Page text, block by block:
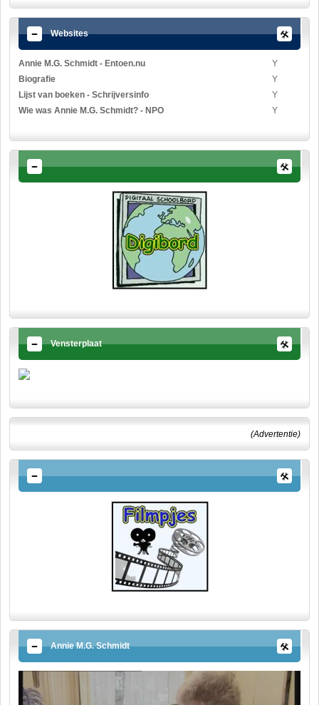
Websites
Annie M.G. Schmidt - Entoen.nu
Y
Biografie
Y
Lijst van boeken - Schrijversinfo
Y
Wie was Annie M.G. Schmidt? - NPO
Y
Vensterplaat
(Advertentie)
Annie M.G. Schmidt